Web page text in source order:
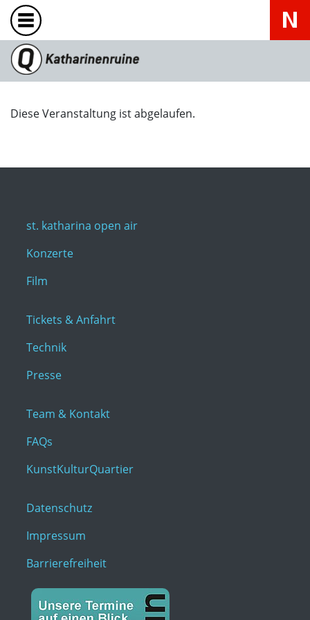
Diese Veranstaltung ist abgelaufen.
st. katharina open air
Konzerte
Film
Tickets & Anfahrt
Technik
Presse
Team & Kontakt
FAQs
KunstKulturQuartier
Datenschutz
Impressum
Barrierefreiheit